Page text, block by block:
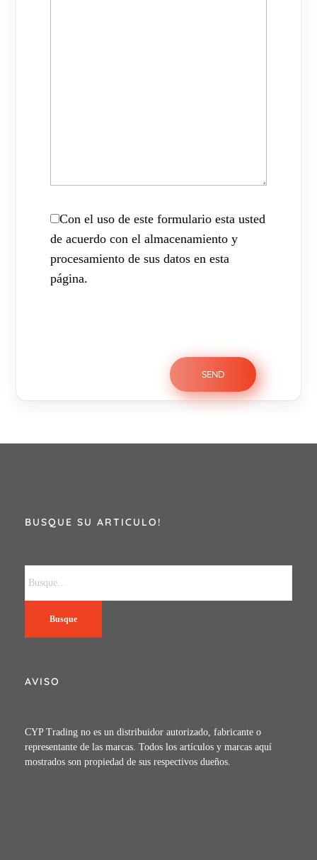
Con el uso de este formulario esta usted
de acuerdo con el almacenamiento y
procesamiento de sus datos en esta
página.
BUSQUE SU ARTICULO!
Busque
AVISO
CYP Trading no es un distribuidor autorizado, fabricante o
representante de las marcas. Todos los artículos y marcas aquí
mostrados son propiedad de sus respectivos dueños.